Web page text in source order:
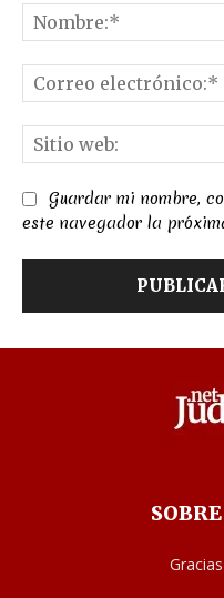
Guardar mi nombre,
este navegador la